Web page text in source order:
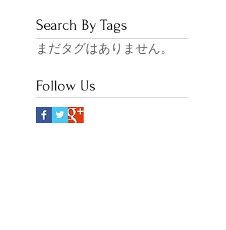
Search By Tags
まだタグはありません。
Follow Us